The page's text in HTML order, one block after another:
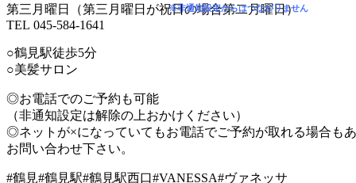
※非通知設定からはつながりません
第三月曜日（第三月曜日が祝日の場合第二月曜日）
TEL 045-584-1641
○鶴見駅徒歩5分
○美髪サロン
◎お電話でのご予約も可能
（非通知設定は解除の上おかけください）
◎ネットが×になっていてもお電話でご予約が取れる場合も
お問い合わせ下さい。
#鶴見#鶴見駅#鶴見駅西口#VANESSA#ヴァネッサ